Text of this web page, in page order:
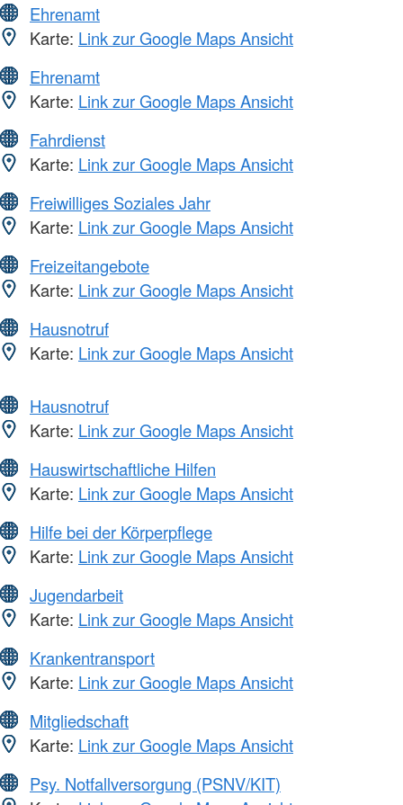
Ehrenamt
Karte: Link zur Google Maps Ansicht
Ehrenamt
Karte: Link zur Google Maps Ansicht
Fahrdienst
Karte: Link zur Google Maps Ansicht
Freiwilliges Soziales Jahr
Karte: Link zur Google Maps Ansicht
Freizeitangebote
Karte: Link zur Google Maps Ansicht
Hausnotruf
Karte: Link zur Google Maps Ansicht
Hausnotruf
Karte: Link zur Google Maps Ansicht
Hauswirtschaftliche Hilfen
Karte: Link zur Google Maps Ansicht
Hilfe bei der Körperpflege
Karte: Link zur Google Maps Ansicht
Jugendarbeit
Karte: Link zur Google Maps Ansicht
Krankentransport
Karte: Link zur Google Maps Ansicht
Mitgliedschaft
Karte: Link zur Google Maps Ansicht
Psy. Notfallversorgung (PSNV/KIT)